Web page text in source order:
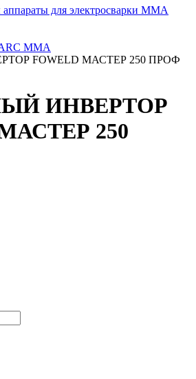
для электросварки MMA
MMA
FOWELD МАСТЕР 250 ПРОФ
ИНВЕРТОР
250